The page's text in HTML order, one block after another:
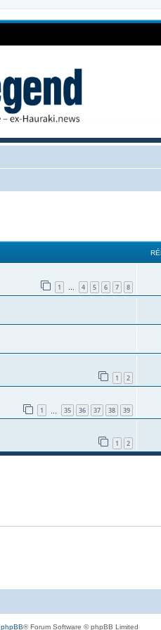
1 … 4 5 6 7 8
1 2
1 35 36 37 38 39
1 2
phpBB® Forum Software © phpBB Limited